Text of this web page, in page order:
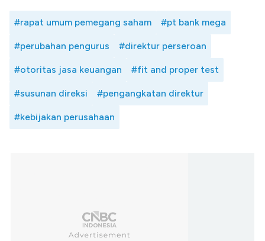
#rapat umum pemegang saham #pt bank mega
#perubahan pengurus #direktur perseroan
#otoritas jasa keuangan #fit and proper test
#susunan direksi #pengangkatan direktur
#kebijakan perusahaan